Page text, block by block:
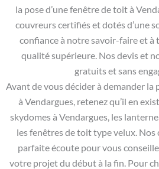
la pose d’une fenêtre de toit à
couvreurs certifiés et dotés d’une
confiance à notre savoir-faire et à
qualité supérieure. Nos devis et
gratuits et sans
Avant de vous décider à demander la
à Vendargues, retenez qu’il en
skydomes à Vendargues, les
les fenêtres de toit type velux.
parfaite écoute pour vous
votre projet du début à la fin. Pour